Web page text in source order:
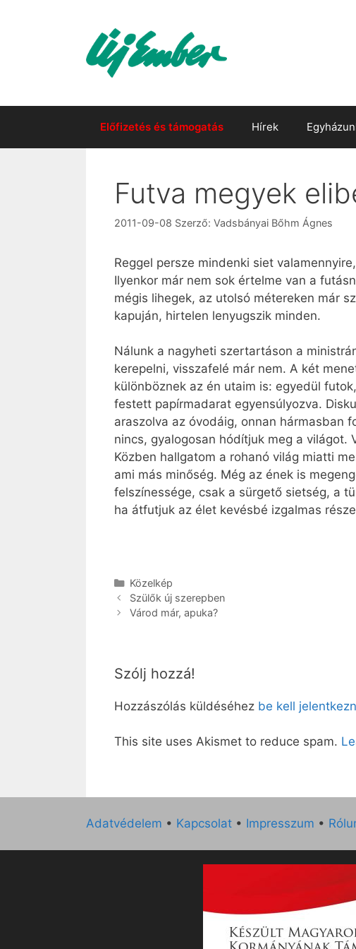
Előfizetés és támogatás Hírek
Futva megyek
2011-09-08 Szerző: Vadsbányai Bőhm Ágnes
Reggel persze mindenki siet
Ilyenkor már nem sok értelme van a
mégis lihegek, az utolsó métereken már
kapuján, hirtelen lenyugszik minden.
Nálunk a nagyheti szertartáson a
kerepelni, visszafelé már nem. A két
különböznek az én utaim is: egyedül
festett papírmadarat egyensúlyozva.
araszolva az óvodáig, onnan hármasban
nincs, gyalogosan hódítjuk meg a
Közben hallgatom a rohanó világ miatti
ami más minőség. Még az ének is
felszínessége, csak a sürgető sietség, a
ha átfutjuk az élet kevésbé izgalmas
Kategória
Közelkép
Szülők új szerepben
Várod már, apuka?
Szólj hozzá!
Hozzászólás küldéséhez be kell
This site uses Akismet to reduce spam.
Adatvédelem • Kapcsolat • Impresszum •